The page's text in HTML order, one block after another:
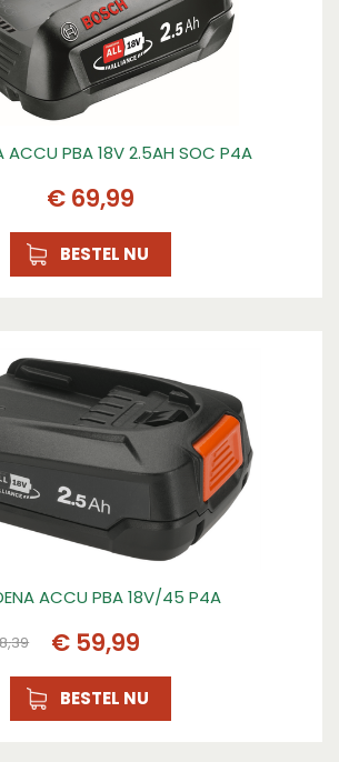
ACCU PBA 18V 2.5AH SOC P4A
€ 69,99
BESTEL NU
ACCU PBA 18V/45 P4A
,39 € 59,99
BESTEL NU